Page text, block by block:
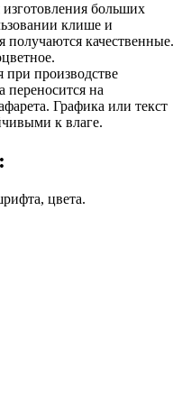
больших
клише и
получаются качественные.
при производстве
переносится на
Графика или текст
к влаге.
цвета.